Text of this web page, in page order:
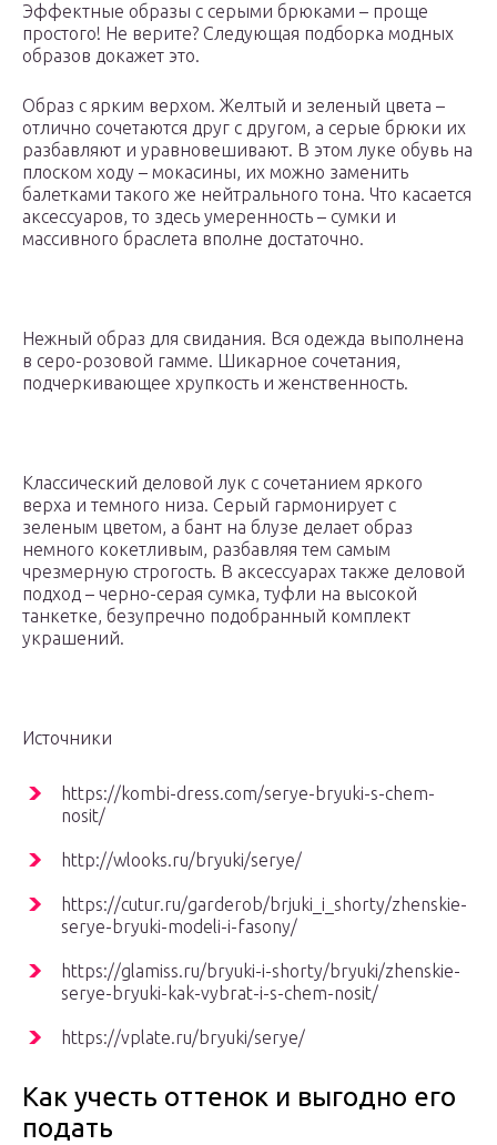
Эффектные образы с серыми брюками – проще
простого! Не верите? Следующая подборка модных
образов докажет это.
Образ с ярким верхом. Желтый и зеленый цвета –
отлично сочетаются друг с другом, а серые брюки их
разбавляют и уравновешивают. В этом луке обувь на
плоском ходу – мокасины, их можно заменить
балетками такого же нейтрального тона. Что касается
аксессуаров, то здесь умеренность – сумки и
массивного браслета вполне достаточно.
Нежный образ для свидания. Вся одежда выполнена
в серо-розовой гамме. Шикарное сочетания,
подчеркивающее хрупкость и женственность.
Классический деловой лук с сочетанием яркого
верха и темного низа. Серый гармонирует с
зеленым цветом, а бант на блузе делает образ
немного кокетливым, разбавляя тем самым
чрезмерную строгость. В аксессуарах также деловой
подход – черно-серая сумка, туфли на высокой
танкетке, безупречно подобранный комплект
украшений.
Источники
https://kombi-dress.com/serye-bryuki-s-chem-
nosit/
http://wlooks.ru/bryuki/serye/
https://cutur.ru/garderob/brjuki_i_shorty/zhenskie-
serye-bryuki-modeli-i-fasony/
https://glamiss.ru/bryuki-i-shorty/bryuki/zhenskie-
serye-bryuki-kak-vybrat-i-s-chem-nosit/
https://vplate.ru/bryuki/serye/
Как учесть оттенок и выгодно его
подать